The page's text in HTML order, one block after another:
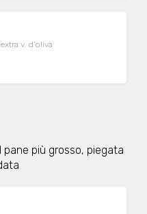
v. d'oliva
pane più grosso, piegata